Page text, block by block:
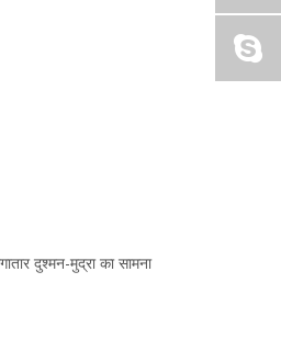
दुश्मन-मुद्रा का सामना